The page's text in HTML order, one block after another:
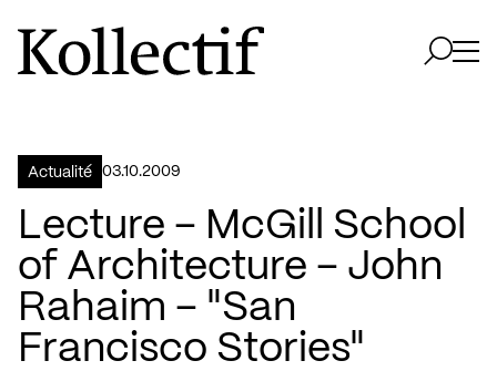
Aller à la page d'accueil
Logo Kollectif
Actualité 03.10.2009
Lecture – McGill School
of Architecture – John
Rahaim – "San
Francisco Stories"